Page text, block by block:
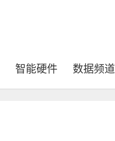
智能硬件 数据频道